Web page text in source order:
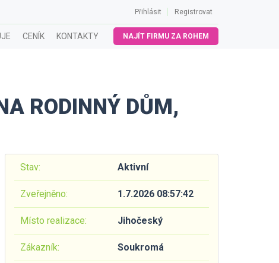
Přihlásit Registrovat
CENÍK KONTAKTY NAJÍT FIRMU ZA ROHEM
RODINNÝ DŮM,
Stav: Aktivní
Zveřejněno: 1.7.2026 08:57:42
Místo realizace: Jihočeský
Zákazník: Soukromá